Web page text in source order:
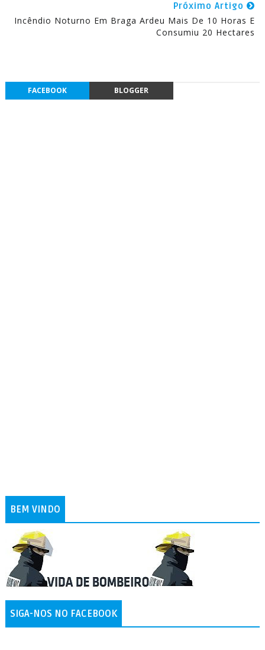
Próximo Artigo
Incêndio Noturno Em Braga Ardeu Mais De 10 Horas E
Consumiu 20 Hectares
FACEBOOK BLOGGER
BEM VINDO
SIGA-NOS NO FACEBOOK